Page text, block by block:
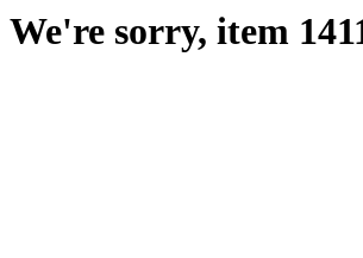
We're sorry, item